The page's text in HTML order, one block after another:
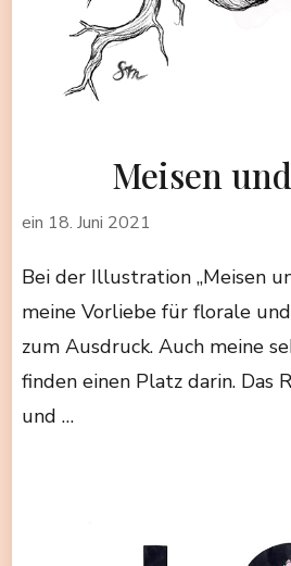
Meisen
ein 18. Juni 2021
Bei der Illustration „Meisen
meine Vorliebe für florale
zum Ausdruck. Auch meine
finden einen Platz darin. Das
und …